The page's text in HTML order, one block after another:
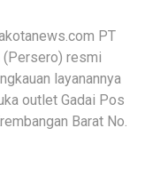
PT
resmi
layanannya
outlet Gadai Pos
Barat No.